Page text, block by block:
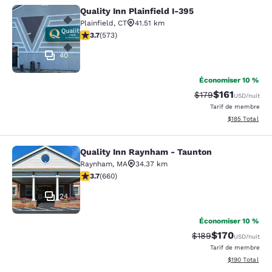
Quality Inn Plainfield I-395
40
Quality Inn Plainfield I-395
Plainfield, CT
41.51 km
3.68 étoiles. Bien. 573 commentaires
3.7(573)
Économiser 10 %
Tarif barré :
$179Tarif réduit :
$161USD/nuit
Tarif de membre
Afficher les
$185 Total
Quality Inn Raynham - Taunton
24
Quality Inn Raynham - Taunton
Raynham, MA
34.37 km
3.66 étoiles. Bien. 660 commentaires
3.7(660)
Économiser 10 %
Tarif barré :
$189Tarif réduit :
$170USD/nuit
Tarif de membre
Afficher les
$190 Total